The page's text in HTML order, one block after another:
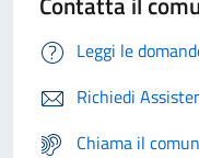
Leggi le
Richiedi
Chiama il